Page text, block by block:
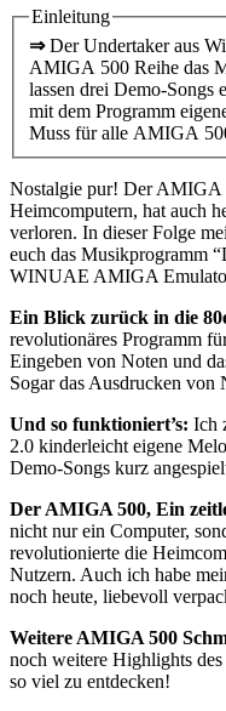
Einleitung
⇒Der Undertaker aus
AMIGA 500 Reihe das
lassen drei Demo-Songs
mit dem Programm
Muss für alle AMIGA
Nostalgie pur! Der AMIGA
Heimcomputern, hat auch
verloren. In dieser Folge
euch das Musikprogramm
WINUAE AMIGA
Ein Blick zurück in die
revolutionäres Programm
Eingeben von Noten und
Sogar das Ausdrucken von
Und so funktioniert’s: Ich
2.0 kinderleicht eigene
Demo-Songs kurz
Der AMIGA 500, Ein
nicht nur ein Computer,
revolutionierte die
Nutzern. Auch ich habe
noch heute, liebevoll
Weitere AMIGA 500
noch weitere Highlights
so viel zu entdecken!